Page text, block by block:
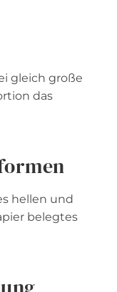
gleich große
das
hellen und
belegtes